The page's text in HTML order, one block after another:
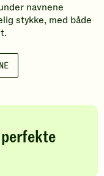
navnene
stykke, med både